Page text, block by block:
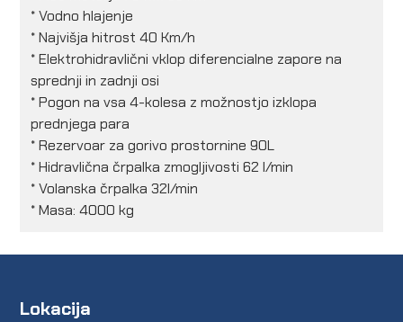
* Vodno hlajenje
* Najvišja hitrost 40 Km/h
* Elektrohidravlični vklop diferencialne zapore na
sprednji in zadnji osi
* Pogon na vsa 4-kolesa z možnostjo izklopa
prednjega para
* Rezervoar za gorivo prostornine 90L
* Hidravlična črpalka zmogljivosti 62 l/min
* Volanska črpalka 32l/min
* Masa: 4000 kg
Lokacija